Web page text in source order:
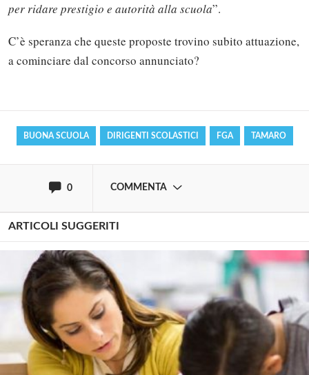
per ridare prestigio e autorità alla scuola”.
C’è speranza che queste proposte trovino subito attuazione,
a cominciare dal concorso annunciato?
BUONA SCUOLA DIRIGENTI SCOLASTICI FGA TAMARO
0 COMMENTA
commentare!
ARTICOLI SUGGERITI